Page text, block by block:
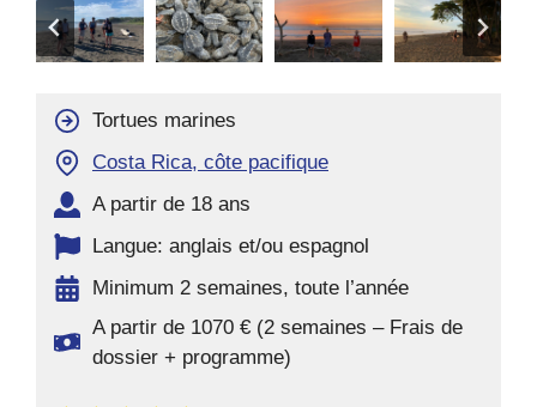
Tortues marines
Costa Rica, côte pacifique
A partir de 18 ans
Langue: anglais et/ou espagnol
Minimum 2 semaines, toute l’année
A partir de 1070 € (2 semaines – Frais de
dossier + programme)